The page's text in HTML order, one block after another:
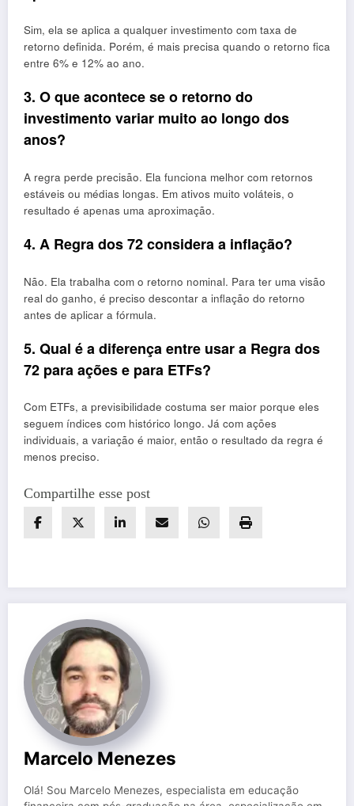
Sim, ela se aplica a qualquer investimento com taxa de
retorno definida. Porém, é mais precisa quando o retorno fica
entre 6% e 12% ao ano.
3. O que acontece se o retorno do
investimento variar muito ao longo dos
anos?
A regra perde precisão. Ela funciona melhor com retornos
estáveis ou médias longas. Em ativos muito voláteis, o
resultado é apenas uma aproximação.
4. A Regra dos 72 considera a inflação?
Não. Ela trabalha com o retorno nominal. Para ter uma visão
real do ganho, é preciso descontar a inflação do retorno
antes de aplicar a fórmula.
5. Qual é a diferença entre usar a Regra dos
72 para ações e para ETFs?
Com ETFs, a previsibilidade costuma ser maior porque eles
seguem índices com histórico longo. Já com ações
individuais, a variação é maior, então o resultado da regra é
menos preciso.
Compartilhe esse post
Marcelo Menezes
Olá! Sou Marcelo Menezes, especialista em educação